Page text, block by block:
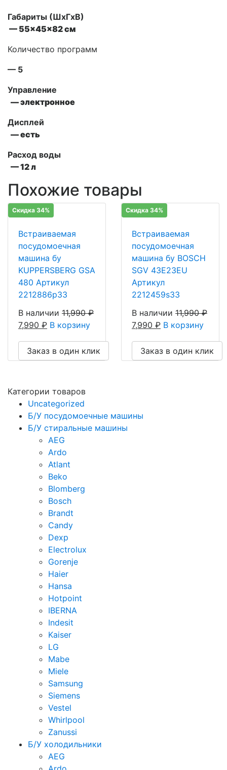
Габариты (ШxГxВ)
— 55x45x82 см
Количество программ
— 5
Управление
— электронное
Дисплей
— есть
Расход воды
— 12 л
Похожие товары
Скидка 34%
Встраиваемая
посудомоечная
машина бу
KUPPERSBERG GSA
480 Артикул
2212886p33
В наличии 11,990₽
7,990 ₽ В корзину
Заказ в один клик
Скидка 34%
Встраиваемая
посудомоечная
машина бу BOSCH
SGV 43E23EU
Артикул
2212459s33
В наличии 11,990₽
7,990 ₽ В корзину
Заказ в один клик
Категории товаров
Uncategorized
Б/У посудомоечные машины
Б/У стиральные машины
AEG
Ardo
Atlant
Beko
Blomberg
Bosch
Brandt
Candy
Dexp
Electrolux
Gorenje
Haier
Hansa
Hotpoint
IBERNA
Indesit
Kaiser
LG
Mabe
Miele
Samsung
Siemens
Vestel
Whirlpool
Zanussi
Б/У холодильники
AEG